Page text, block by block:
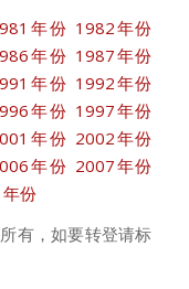
年份 1982年份
年份 1987年份
年份 1992年份
年份 1997年份
年份 2002年份
年份 2007年份
份
所有，如要转登请标